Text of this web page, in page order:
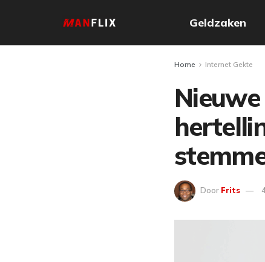
Geldzaken
Home Internet Gekte
Door Frits